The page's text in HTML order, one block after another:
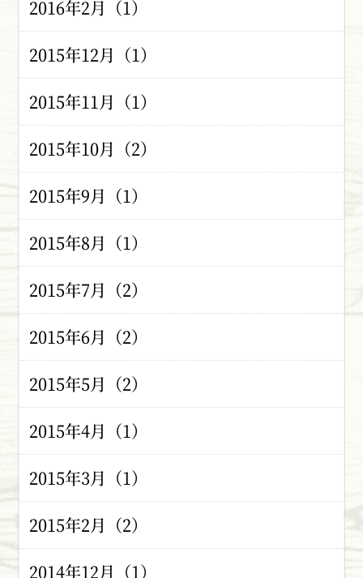
2016年2月（1）
2015年12月（1）
2015年11月（1）
2015年10月（2）
2015年9月（1）
2015年8月（1）
2015年7月（2）
2015年6月（2）
2015年5月（2）
2015年4月（1）
2015年3月（1）
2015年2月（2）
2014年12月（1）